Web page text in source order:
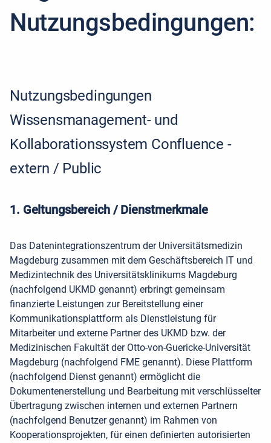
Nutzungsbedingungen:
Nutzungsbedingungen
Wissensmanagement- und
Kollaborationssystem Confluence -
extern / Public
1. Geltungsbereich / Dienstmerkmale
Das Datenintegrationszentrum der Universitätsmedizin
Magdeburg zusammen mit dem Geschäftsbereich IT und
Medizintechnik des Universitätsklinikums Magdeburg
(nachfolgend UKMD genannt) erbringt gemeinsam
finanzierte Leistungen zur Bereitstellung einer
Kommunikationsplattform als Dienstleistung für
Mitarbeiter und externe Partner des UKMD bzw. der
Medizinischen Fakultät der Otto-von-Guericke-Universität
Magdeburg (nachfolgend FME genannt). Diese Plattform
(nachfolgend Dienst genannt) ermöglicht die
Dokumentenerstellung und Bearbeitung mit verschlüsselter
Übertragung zwischen internen und externen Partnern
(nachfolgend Benutzer genannt) im Rahmen von
Kooperationsprojekten, für einen definierten autorisierten